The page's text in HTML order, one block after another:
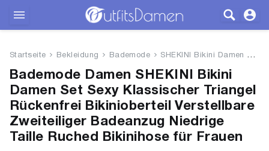
Bekleidung
Wäsche
Schuhe
Startseite Bekleidung Bademode SHEKINI Bikini Damen Set Sexy ...
Bademode Damen SHEKINI Bikini
Damen Set Sexy Klassischer Triangel
Rückenfrei Bikinioberteil Verstellbare
Zweiteiliger Badeanzug Niedrige
Taille Ruched Bikinihose für Frauen